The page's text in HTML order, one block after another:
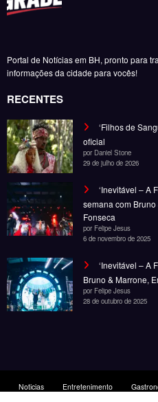
informações da cidade para vocês!
RECENTES
oficial
por Daniel Stone
29 de julho de 2026
‘Inevitável – A